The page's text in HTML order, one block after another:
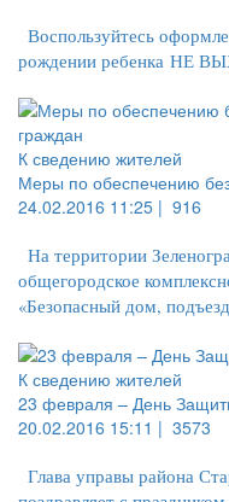
Воспользуйтесь
рождении ребенка НЕ
К сведению жителей
Меры по обеспечению
24.02.2016 11:25 | 916
На территории
общегородское
«Безопасный дом,
К сведению жителей
23 февраля – День
20.02.2016 15:11 | 3573
Глава управы района